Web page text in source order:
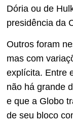
Dória ou de
presidência da
Outros foram
mas com
explícita. Entre
não há grande
e que a Globo
de seu bloco